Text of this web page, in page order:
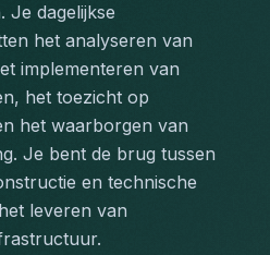
Je dagelijkse
het analyseren van
implementeren van
het toezicht op
het waarborgen van
Je bent de brug tussen
en technische
leveren van